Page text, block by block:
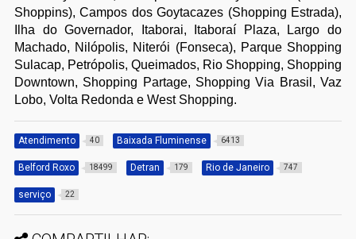
Shoppins), Campos dos Goytacazes (Shopping Estrada),
Ilha do Governador, Itaborai, Itaboraí Plaza, Largo do
Machado, Nilópolis, Niterói (Fonseca), Parque Shopping
Sulacap, Petrópolis, Queimados, Rio Shopping, Shopping
Downtown, Shopping Partage, Shopping Via Brasil, Vaz
Lobo, Volta Redonda e West Shopping.
Atendimento 40 Baixada Fluminense 6413
Belford Roxo 18499 Detran 179 Rio de Janeiro 747
serviço 22